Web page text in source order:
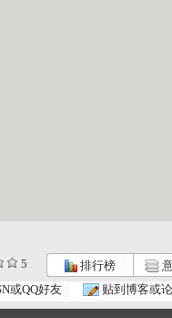
5 排行榜
或QQ好友 贴到博客或